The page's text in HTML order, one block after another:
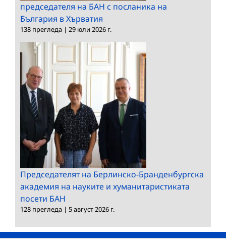
председателя на БАН с посланика на
България в Хърватия
138 прегледа | 29 юли 2026 г.
Председателят на Берлинско-Бранденбургска
академия на науките и хуманитаристиката
посети БАН
128 прегледа | 5 август 2026 г.